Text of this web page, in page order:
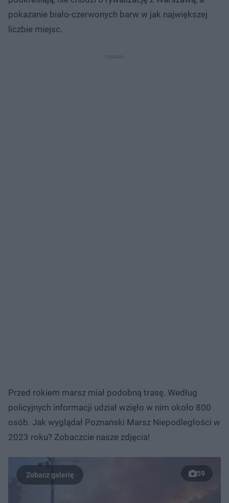
pokazanie biało-czerwonych barw w jak największej
liczbie miejsc.
Przed rokiem marsz miał podobną trasę. Według
policyjnych informacji udział wzięło w nim około 800
osób. Jak wyglądał Poznański Marsz Niepodległości w
2023 roku? Zobaczcie nasze zdjęcia!
59